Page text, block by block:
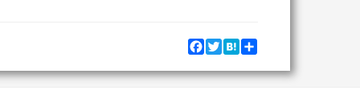
Facebook
Twitter
Hatena